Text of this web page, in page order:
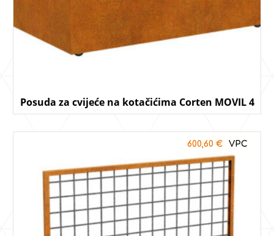
Posuda za cvijeće na kotačićima Corten MOVIL 4
600,60 €